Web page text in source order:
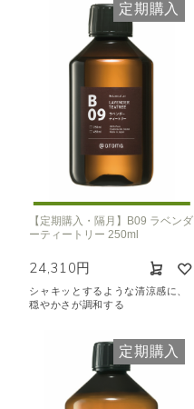
定期購入
【定期購入・隔月】B09 ラベンダ
ーティートリー 250ml
24,310円
シャキッとするような清涼感に、
穏やかさが調和する
定期購入